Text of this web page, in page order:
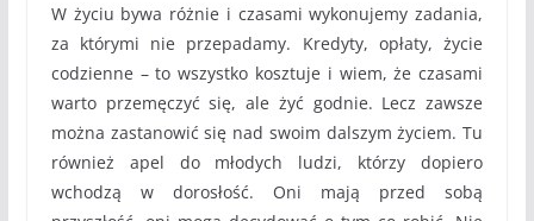
W życiu bywa różnie i czasami wykonujemy zadania,
za którymi nie przepadamy. Kredyty, opłaty, życie
codzienne – to wszystko kosztuje i wiem, że czasami
warto przemęczyć się, ale żyć godnie. Lecz zawsze
można zastanowić się nad swoim dalszym życiem. Tu
również apel do młodych ludzi, którzy dopiero
wchodzą w dorosłość. Oni mają przed sobą